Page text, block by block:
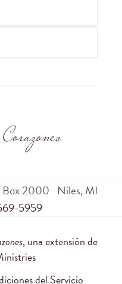
Box 2000 Niles,MI
5959
, una extensión de
del Servicio